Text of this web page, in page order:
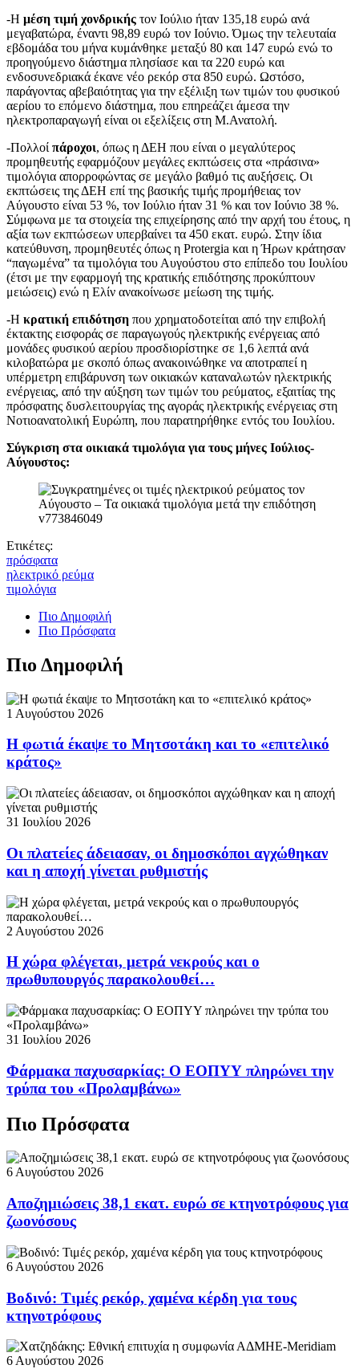
-Η μέση τιμή χονδρικής τον Ιούλιο ήταν 135,18 ευρώ ανά
μεγαβατώρα, έναντι 98,89 ευρώ τον Ιούνιο. Όμως την τελευταία
εβδομάδα του μήνα κυμάνθηκε μεταξύ 80 και 147 ευρώ ενώ το
προηγούμενο διάστημα πλησίασε και τα 220 ευρώ και
ενδοσυνεδριακά έκανε νέο ρεκόρ στα 850 ευρώ. Ωστόσο,
παράγοντας αβεβαιότητας για την εξέλιξη των τιμών του φυσικού
αερίου το επόμενο διάστημα, που επηρεάζει άμεσα την
ηλεκτροπαραγωγή είναι οι εξελίξεις στη Μ.Ανατολή.
-Πολλοί πάροχοι, όπως η ΔΕΗ που είναι ο μεγαλύτερος
προμηθευτής εφαρμόζουν μεγάλες εκπτώσεις στα «πράσινα»
τιμολόγια απορροφώντας σε μεγάλο βαθμό τις αυξήσεις. Οι
εκπτώσεις της ΔΕΗ επί της βασικής τιμής προμήθειας τον
Αύγουστο είναι 53 %, τον Ιούλιο ήταν 31 % και τον Ιούνιο 38 %.
Σύμφωνα με τα στοιχεία της επιχείρησης από την αρχή του έτους, η
αξία των εκπτώσεων υπερβαίνει τα 450 εκατ. ευρώ. Στην ίδια
κατεύθυνση, προμηθευτές όπως η Protergia και η Ήρων κράτησαν
“παγωμένα” τα τιμολόγια του Αυγούστου στο επίπεδο του Ιουλίου
(έτσι με την εφαρμογή της κρατικής επιδότησης προκύπτουν
μειώσεις) ενώ η Ελίν ανακοίνωσε μείωση της τιμής.
-Η κρατική επιδότηση που χρηματοδοτείται από την επιβολή
έκτακτης εισφοράς σε παραγωγούς ηλεκτρικής ενέργειας από
μονάδες φυσικού αερίου προσδιορίστηκε σε 1,6 λεπτά ανά
κιλοβατώρα με σκοπό όπως ανακοινώθηκε να αποτραπεί η
υπέρμετρη επιβάρυνση των οικιακών καταναλωτών ηλεκτρικής
ενέργειας, από την αύξηση των τιμών του ρεύματος, εξαιτίας της
πρόσφατης δυσλειτουργίας της αγοράς ηλεκτρικής ενέργειας στη
Νοτιοανατολική Ευρώπη, που παρατηρήθηκε εντός του Ιουλίου.
Σύγκριση στα οικιακά τιμολόγια για τους μήνες Ιούλιος-
Αύγουστος:
Ετικέτες:
πρόσφατα
ηλεκτρικό ρεύμα
τιμολόγια
Πιο Δημοφιλή
Πιο Πρόσφατα
Πιο Δημοφιλή
1 Αυγούστου 2026
Η φωτιά έκαψε το Μητσοτάκη και το «επιτελικό
κράτος»
31 Ιουλίου 2026
Οι πλατείες άδειασαν, οι δημοσκόποι αγχώθηκαν
και η αποχή γίνεται ρυθμιστής
2 Αυγούστου 2026
Η χώρα φλέγεται, μετρά νεκρούς και ο
πρωθυπουργός παρακολουθεί…
31 Ιουλίου 2026
Φάρμακα παχυσαρκίας: Ο ΕΟΠΥΥ πληρώνει την
τρύπα του «Προλαμβάνω»
Πιο Πρόσφατα
6 Αυγούστου 2026
Αποζημιώσεις 38,1 εκατ. ευρώ σε κτηνοτρόφους για
ζωονόσους
6 Αυγούστου 2026
Βοδινό: Τιμές ρεκόρ, χαμένα κέρδη για τους
κτηνοτρόφους
6 Αυγούστου 2026